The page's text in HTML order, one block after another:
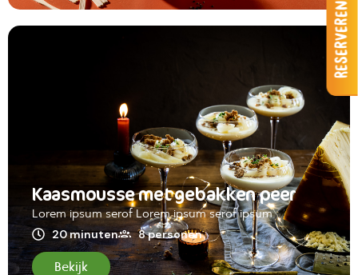
Kaasmousse met gebakken peer
Lorem ipsum serof Lorem ipsum serof ipsum
20 minuten
8 personen
Bekijk
Reserveren